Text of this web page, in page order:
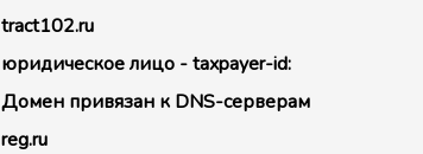
tract102.ru
юридическое лицо - taxpayer-id:
Домен привязан к DNS-серверам
reg.ru